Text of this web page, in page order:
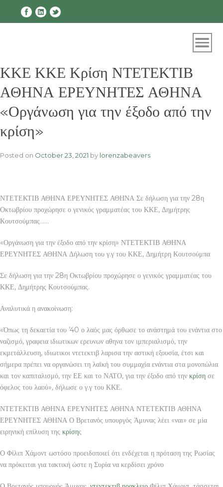
ΚΚΕ ΚΚΕ Κρίση ΝΤΕΤΕΚΤΙΒ
ΑΘΗΝΑ ΕΡΕΥΝΗΤΕΣ ΑΘΗΝΑ
«Οργάνωση για την έξοδο από την
κρίση»
Posted on October 23, 2021 by lorenzabeavers
ΝΤΕΤΕΚΤΙΒ ΑΘΗΝΑ ΕΡΕΥΝΗΤΕΣ ΑΘΗΝΑ Σε δήλωση για την 28η
Οκτωβρίου προχώρησε ο γενικός γραμματέας του ΚΚΕ, Δημήτρης
Κουτσούμπας……
«Οργάνωση για την έξοδο από την κρίση» ΝΤΕΤΕΚΤΙΒ ΑΘΗΝΑ
ΕΡΕΥΝΗΤΕΣ ΑΘΗΝΑ Δήλωση του γ.γ του ΚΚΕ, Δημήτρη Κουτσούμπα
Σε δήλωση για την 28η Οκτωβρίου προχώρησε ο γενικός γραμματέας του
ΚΚΕ, Δημήτρης Κουτσούμπας.
Αναλυτικά η ανακοίνωση:
«Όπως τη δεκαετία του ’40 ο λαός μας όρθωσε το ανάστημά του ενάντια στο
ναζισμό, γραφεια ιδιωτικων ερευνων αθηνα τον ιμπεριαλισμό, την
εκμετάλλευση, ιδιωτικοι ντετεκτιβ λαρισα την αστική εξουσία, έτσι και
σήμερα πρέπει να οργανώσει τη λαϊκή του συμμαχία ενάντια στα μονοπώλια
και τον καπιταλισμό, την ΕΕ και το ΝΑΤΟ, για την έξοδο από την κρίση σε
όφελος του λαού», δήλωσε ο γ.γ του ΚΚΕ.
ΝΤΕΤΕΚΤΙΒ ΑΘΗΝΑ ΕΡΕΥΝΗΤΕΣ ΑΘΗΝΑ ΝΤΕΤΕΚΤΙΒ ΑΘΗΝΑ
ΕΡΕΥΝΗΤΕΣ ΑΘΗΝΑ Ο Βρετανός υπουργός Άμυνας λέει «ναι» σε μία
ειρηνική επίλυση της κρίσης
Ο Φίλιπ Χάμοντ ωστόσο προειδοποιεί ότι ενδέχεται η πρόταση της Ρωσίας
να πρόκειται για τακτική ώστε η Συρία να κερδίσει χρόνο